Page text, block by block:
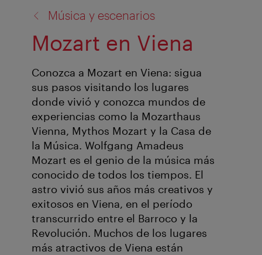
Música y escenarios
Mozart en Viena
Conozca a Mozart en Viena: sigua
sus pasos visitando los lugares
donde vivió y conozca mundos de
experiencias como la Mozarthaus
Vienna, Mythos Mozart y la Casa de
la Música. Wolfgang Amadeus
Mozart es el genio de la música más
conocido de todos los tiempos. El
astro vivió sus años más creativos y
exitosos en Viena, en el período
transcurrido entre el Barroco y la
Revolución. Muchos de los lugares
más atractivos de Viena están